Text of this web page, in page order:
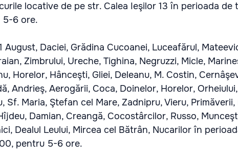
locative de pe str. Calea Ieşilor 13 în perioada de
5-6 ore.
August, Daciei, Grădina Cucoanei, Luceafărul,
Zimbrului, Ureche, Tighina, Negruzzi, Micle,
Horelor, Hânceşti, Gliei, Deleanu, M. Costin,
Andrieş, Aerogării, Coca, Doinelor, Horelor, Orheiului,
Sf. Maria, Ştefan cel Mare, Zadnipru, Vieru, Primăverii,
Damian, Creangă, Cocostârcilor, Russo,
Dealul Leului, Mircea cel Bătrân, Nucarilor în
pentru 5-6 ore.